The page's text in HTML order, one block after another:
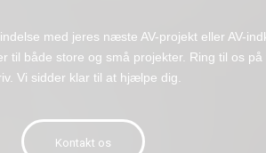
med jeres næste AV-projekt eller AV-
til både store og små projekter. Ring til os
Vi sidder klar til at hjælpe dig.
Kontakt os